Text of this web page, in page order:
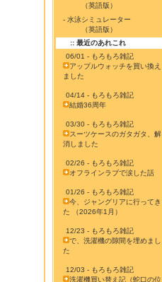
（英語版）
- 水泳シミュレーター
（英語版）
:: 最近のあれこれ
06/01 - もろもろ雑記
アップルウォッチを買い換え
ました
04/14 - もろもろ雑記
結婚36周年
03/30 - もろもろ雑記
スーツケースのガタガタ、解
消しました
02/26 - もろもろ雑記
オフラインラブで涙した話
01/26 - もろもろ雑記
今、ジャングリアに行ってき
た （2026年1月）
12/23 - もろもろ雑記
で、洗濯機の隙間を埋めまし
た
12/03 - もろもろ雑記
洗濯機買い替え記（蛇口の位